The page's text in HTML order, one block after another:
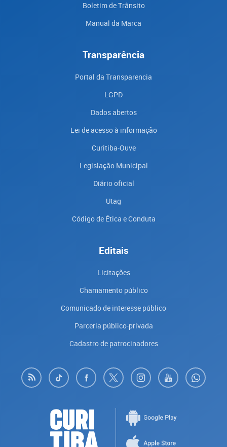
Boletim de Trânsito
Manual da Marca
Transparência
Portal da Transparencia
LGPD
Dados abertos
Lei de acesso à informação
Curitiba-Ouve
Legislação Municipal
Diário oficial
Utag
Código de Ética e Conduta
Editais
Licitações
Chamamento público
Comunicado de interesse público
Parceria público-privada
Cadastro de patrocinadores